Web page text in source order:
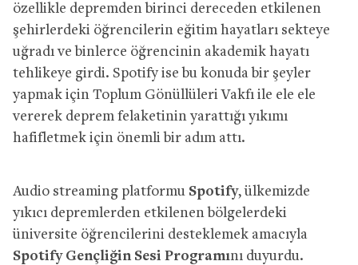
özellikle depremden birinci dereceden etkilenen
şehirlerdeki öğrencilerin eğitim hayatları sekteye
uğradı ve binlerce öğrencinin akademik hayatı
tehlikeye girdi. Spotify ise bu konuda bir şeyler
yapmak için Toplum Gönüllüleri Vakfı ile ele ele
vererek deprem felaketinin yarattığı yıkımı
hafifletmek için önemli bir adım attı.
Audio streaming platformu Spotify, ülkemizde
yıkıcı depremlerden etkilenen bölgelerdeki
üniversite öğrencilerini desteklemek amacıyla
Spotify Gençliğin Sesi Programını duyurdu.